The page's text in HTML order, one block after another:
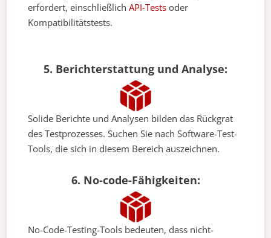
erfordert, einschließlichAPI-Tests oder
Kompatibilitätstests.
5. Berichterstattung und Analyse:
Solide Berichte und Analysen bilden das Rückgrat
des Testprozesses. Suchen Sie nach Software-Test-
Tools, die sich in diesem Bereich auszeichnen.
6. No-code-Fähigkeiten:
No-Code-Testing-Tools bedeuten, dass nicht-